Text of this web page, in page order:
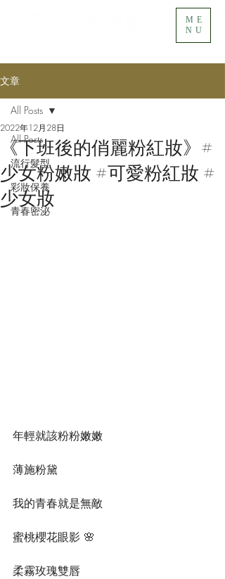
ME
NU
文章
All Posts
流行髮型
彩妝保養
青春密泌
All Posts
《下班後的俏麗粉紅妝》#
少女粉嫩妝 #可愛粉紅妝 #
少女妝
2022年12月28日
年輕就該粉粉嫩嫩
薄施粉黛
我的青春就是無敵
蜜桃櫻花眼影 🌸
柔霧玫瑰雙唇